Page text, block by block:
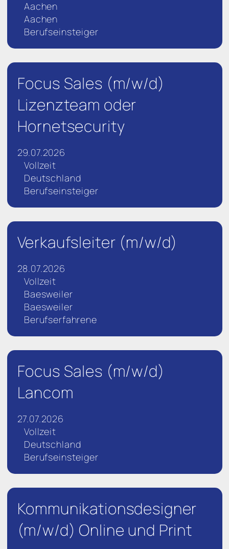
Aachen
Aachen
Berufseinsteiger
Focus Sales (m/w/d)
Lizenzteam oder
Hornetsecurity
29.07.2026
Vollzeit
Deutschland
Berufseinsteiger
Verkaufsleiter (m/w/d)
28.07.2026
Vollzeit
Baesweiler
Baesweiler
Berufserfahrene
Focus Sales (m/w/d)
Lancom
27.07.2026
Vollzeit
Deutschland
Berufseinsteiger
Kommunikationsdesigner
(m/w/d) Online und Print